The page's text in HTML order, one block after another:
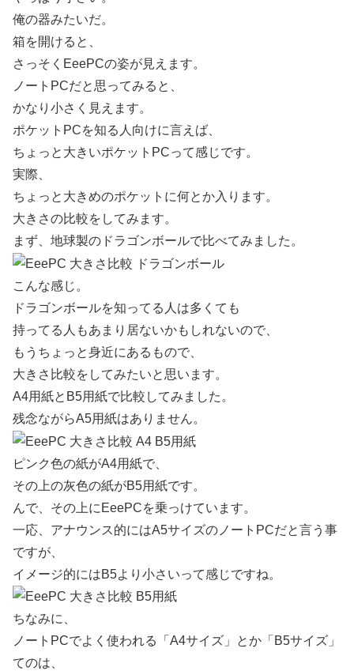
俺の器みたいだ。
箱を開けると、
さっそくEeePCの姿が見えます。
ノートPCだと思ってみると、
かなり小さく見えます。
ポケットPCを知る人向けに言えば、
ちょっと大きいポケットPCって感じです。
実際、
ちょっと大きめのポケットに何とか入ります。
大きさの比較をしてみます。
まず、地球製のドラゴンボールで比べてみました。
こんな感じ。
ドラゴンボールを知ってる人は多くても
持ってる人もあまり居ないかもしれないので、
もうちょっと身近にあるもので、
大きさ比較をしてみたいと思います。
A4用紙とB5用紙で比較してみました。
残念ながらA5用紙はありません。
ピンク色の紙がA4用紙で、
その上の灰色の紙がB5用紙です。
んで、その上にEeePCを乗っけています。
一応、アナウンス的にはA5サイズのノートPCだと言う事
ですが、
イメージ的にはB5より小さいって感じですね。
ちなみに、
ノートPCでよく使われる「A4サイズ」とか「B5サイズ」
てのは、